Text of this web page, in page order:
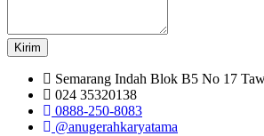
Kirim
Semarang Indah Blok B5 No 17
024 35320138
0888-250-8083
@anugerahkaryatama